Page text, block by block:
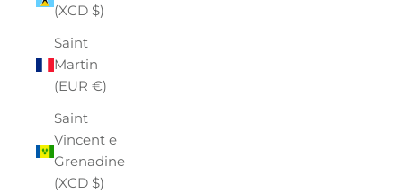
(XCD $)
Saint
Martin
(EUR €)
Saint
Vincent e
Grenadine
(XCD $)